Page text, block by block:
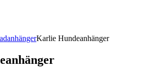
Karlie Hundeanhänger